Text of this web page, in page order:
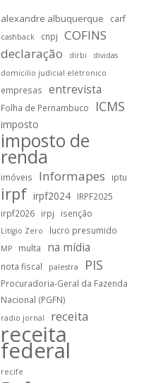
alexandre albuquerque carf
cashback cnpj
COFINS
declaração
dirbi
dividas
domicilio judicial eletronico
empresas entrevista
Folha de Pernambuco ICMS
imposto
imposto de
renda
imóveis Informapes iptu
irpf irpf2024
IRPF2025
irpf2026
irpj isenção
Litígio Zero lucro presumido
MP multa na mídia
nota fiscal palestra PIS
Procuradoria-Geral da Fazenda
Nacional (PGFN)
radio jornal receita
receita
federal
recife